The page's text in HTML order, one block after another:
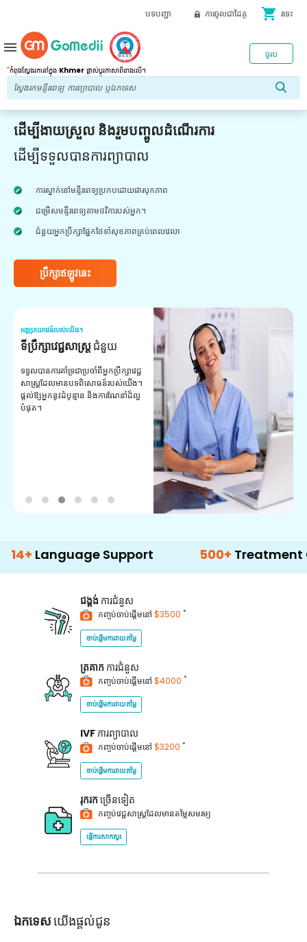
បទបញ្ជា ការចូលជាដៃគូ shopping_cart រទេះ
*កំពុងស្វែងរកនៅក្នុង Khmer ផ្លាស់ប្តូរភាសាពីខាងលើ។
ចូល
menu
ដើម្បីងាយស្រួល និងរួមបញ្ចូលដំណើរការ
ដើម្បីទទួលបានការព្យាបាល
ការស្នាក់នៅមន្ទីរពេទ្យប្រកបដោយផាសុកភាព
ជម្រើសមន្ទីរពេទ្យតាមថវិការបស់អ្នក។
ជំនួយអ្នកប្រឹក្សាផ្នែកថែទាំសុខភាពគ្រប់ពេលវេលា
ប្រឹក្សាឥឡូវនេះ
អត្ថប្រយោជន៍របស់យើង។
ទីប្រឹក្សាវេជ្ជសាស្ត្រជំនួយ
ទទួលបានការគាំទ្រជាប្រចាំពីអ្នកប្រឹក្សាវេជ្ជ
សាស្ត្រដែលមានបទពិសោធន៍របស់យើង។
ផ្តល់ឱ្យអ្នកនូវដំបូន្មាន និងការណែនាំដ៏ល្អ
បំផុត។
Support 500+ Treatment Options
ជង្គង់ ការជំនួស
កញ្ចប់ចាប់ផ្តើមនៅ $3500 *
ចាប់ផ្តើមការវាយតម្លៃ
ត្រគាក ការជំនួស
កញ្ចប់ចាប់ផ្តើមនៅ $4000 *
ចាប់ផ្តើមការវាយតម្លៃ
IVF ការព្យាបាល
កញ្ចប់ចាប់ផ្តើមនៅ $3200 *
ចាប់ផ្តើមការវាយតម្លៃ
រុករក ច្រើនទៀត
កញ្ចប់វេជ្ជសាស្ត្រដែលមានតម្លៃសមរម្យ
ផ្ញើការសាកសួរ
ឯកទេសយើងផ្តល់ជូន